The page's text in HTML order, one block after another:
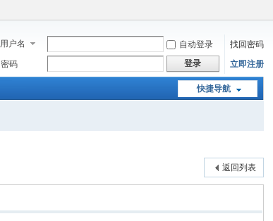
用户名 自动登录
找回密码
密码
登录 立即注册
快捷导航
返回列表